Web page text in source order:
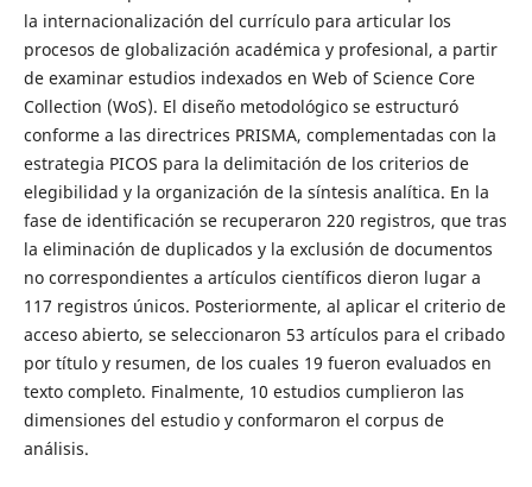
la internacionalización del currículo para articular los
procesos de globalización académica y profesional, a partir
de examinar estudios indexados en Web of Science Core
Collection (WoS). El diseño metodológico se estructuró
conforme a las directrices PRISMA, complementadas con la
estrategia PICOS para la delimitación de los criterios de
elegibilidad y la organización de la síntesis analítica. En la
fase de identificación se recuperaron 220 registros, que tras
la eliminación de duplicados y la exclusión de documentos
no correspondientes a artículos científicos dieron lugar a
117 registros únicos. Posteriormente, al aplicar el criterio de
acceso abierto, se seleccionaron 53 artículos para el cribado
por título y resumen, de los cuales 19 fueron evaluados en
texto completo. Finalmente, 10 estudios cumplieron las
dimensiones del estudio y conformaron el corpus de
análisis.